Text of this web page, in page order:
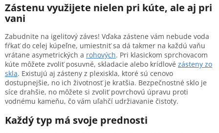
Zástenu využijete nielen pri kúte, ale aj pri
vani
Zabudnite na igelitový záves! Vďaka zástene vám nebude voda
fŕkať do celej kúpeľne, umiestniť sa dá takmer na každú vaňu
vrátane asymetrických a rohových. Pri klasickom sprchovacom
kúte môžete zvoliť posuvné, skladacie alebo krídlové zásteny zo
skla. Existujú aj zásteny z plexiskla, ktoré sú cenovo
dostupnejšie, no ich životnosť je kratšia. Bezpečnostné sklo je
síce drahšie, no môžete si zvoliť povrchovú úpravu proti
vodnému kameňu, čo vám uľahčí udržiavanie čistoty.
Každý typ má svoje prednosti